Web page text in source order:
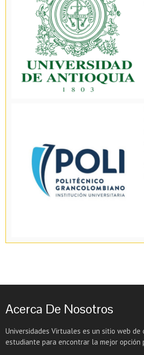
Acerca De Nosotros
Universidades Virtuales es un sitio web
estudiante para encontrar la mejor opción